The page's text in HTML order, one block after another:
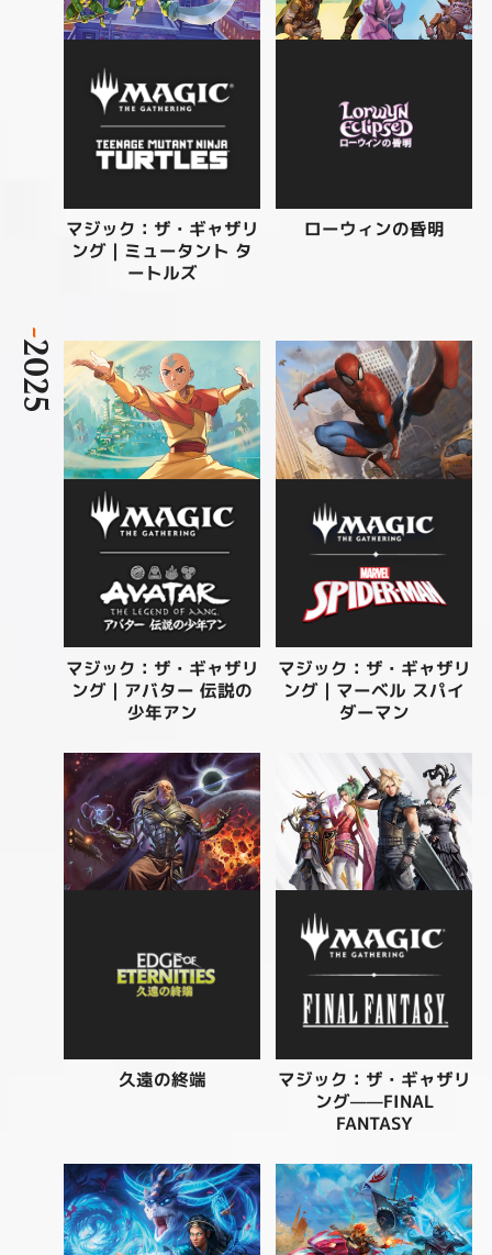
マジック：ザ・ギャザリ
ング | ミュータント タ
ートルズ
ローウィンの昏明
-
2025
マジック：ザ・ギャザリ
ング | アバター 伝説の
少年アン
マジック：ザ・ギャザリ
ング | マーベル スパイ
ダーマン
久遠の終端 マジック：ザ・ギャザリ
ング——FINAL
FANTASY